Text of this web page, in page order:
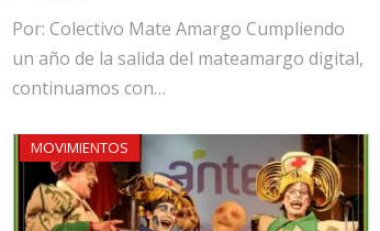
Por: Colectivo Mate Amargo Cumpliendo
un año de la salida del mateamargo digital,
continuamos con…
MOVIMIENTOS